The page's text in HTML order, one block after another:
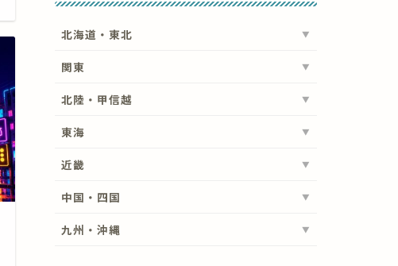
北海道・東北
関東
北陸・甲信越
東海
近畿
中国・四国
九州・沖縄